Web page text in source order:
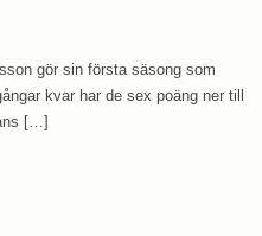
gör sin första säsong som
kvar har de sex poäng ner till
[…]